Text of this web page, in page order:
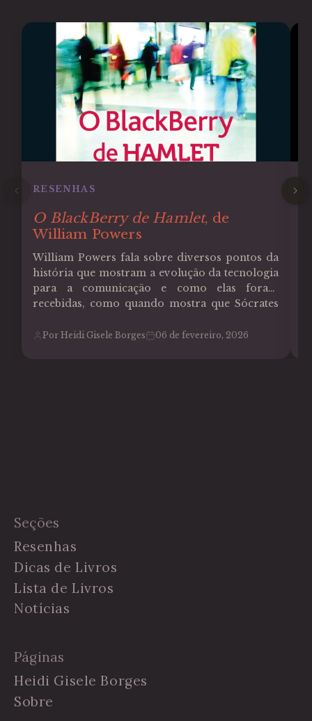
RESENHAS
O BlackBerry de Hamlet, de
William Powers
William Powers fala sobre diversos pontos da
história que mostram a evolução da tecnologia
para a comunicação e como elas foram
recebidas, como quando mostra que Sócrates
tempo: a escrita para anotar os pensamentos,
Por Heidi Gisele Borges 06 de fevereiro, 2026
Seções
Resenhas
Dicas de Livros
Lista de Livros
Notícias
Páginas
Heidi Gisele Borges
Sobre